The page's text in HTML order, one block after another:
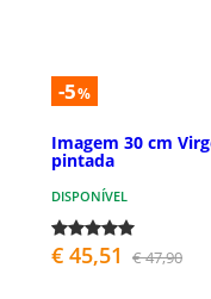
-5%
Imagem 30 cm
pintada
DISPONÍVEL
€ 45,51 € 47,90